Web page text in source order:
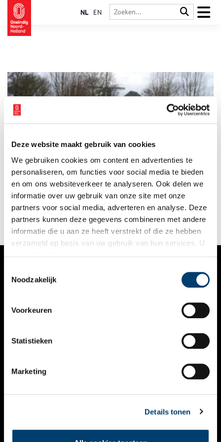
Deze website maakt gebruik van cookies
We gebruiken cookies om content en advertenties te
personaliseren, om functies voor social media te bieden
en om ons websiteverkeer te analyseren. Ook delen we
informatie over uw gebruik van onze site met onze
partners voor social media, adverteren en analyse. Deze
partners kunnen deze gegevens combineren met andere
informatie die u aan ze heeft verstrekt of die ze hebben
verzameld op basis van uw gebruik van hun services. U
Noodzakelijk
Voorkeuren
Statistieken
Marketing
Details tonen
NL EN
Welke plaats vind jij het meest kenmerkend voor Noord-
Holland? ‘Ik woon aan de Munnikenweg. Dat mag je wel een
bijzondere plek noemen.’ Guus Breebaart-Beuse heeft gelijk.
Want wie woont er aan een weg die eeuwen geleden door
Floris V is aangelegd en waar de graaf dwangburchten liet
bouwen?
VERHALEN
KALENDER
THEMA’S
VIDEO’S
CONTACT